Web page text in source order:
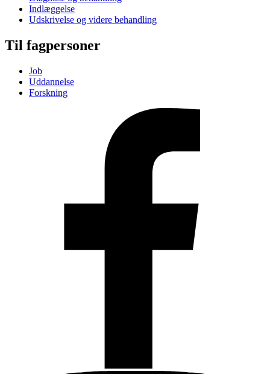
Indlæggelse
Udskrivelse og videre behandling
Til fagpersoner
Job
Uddannelse
Forskning